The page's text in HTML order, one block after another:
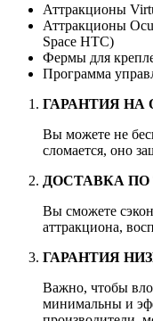
Аттракционы
Аттракционы
Space HTC)
Фермы для
Программа
ГАРАНТИЯ НА
Вы можете не
сломается, оно
ДОСТАВКА ПО
Вы сможете
аттракциона,
ГАРАНТИЯ
Важно, чтобы
минимальны и